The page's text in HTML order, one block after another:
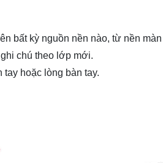
bất kỳ nguồn nền nào, từ nền
chú theo lớp mới.
hoặc lòng bàn tay.